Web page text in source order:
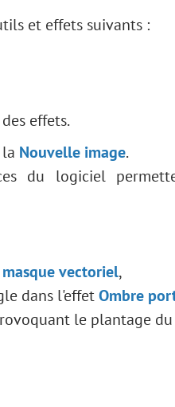
et effets suivants :
effets.
Nouvelle image.
du logiciel
masque vectoriel,
dans l'effetOmbre
le plantage